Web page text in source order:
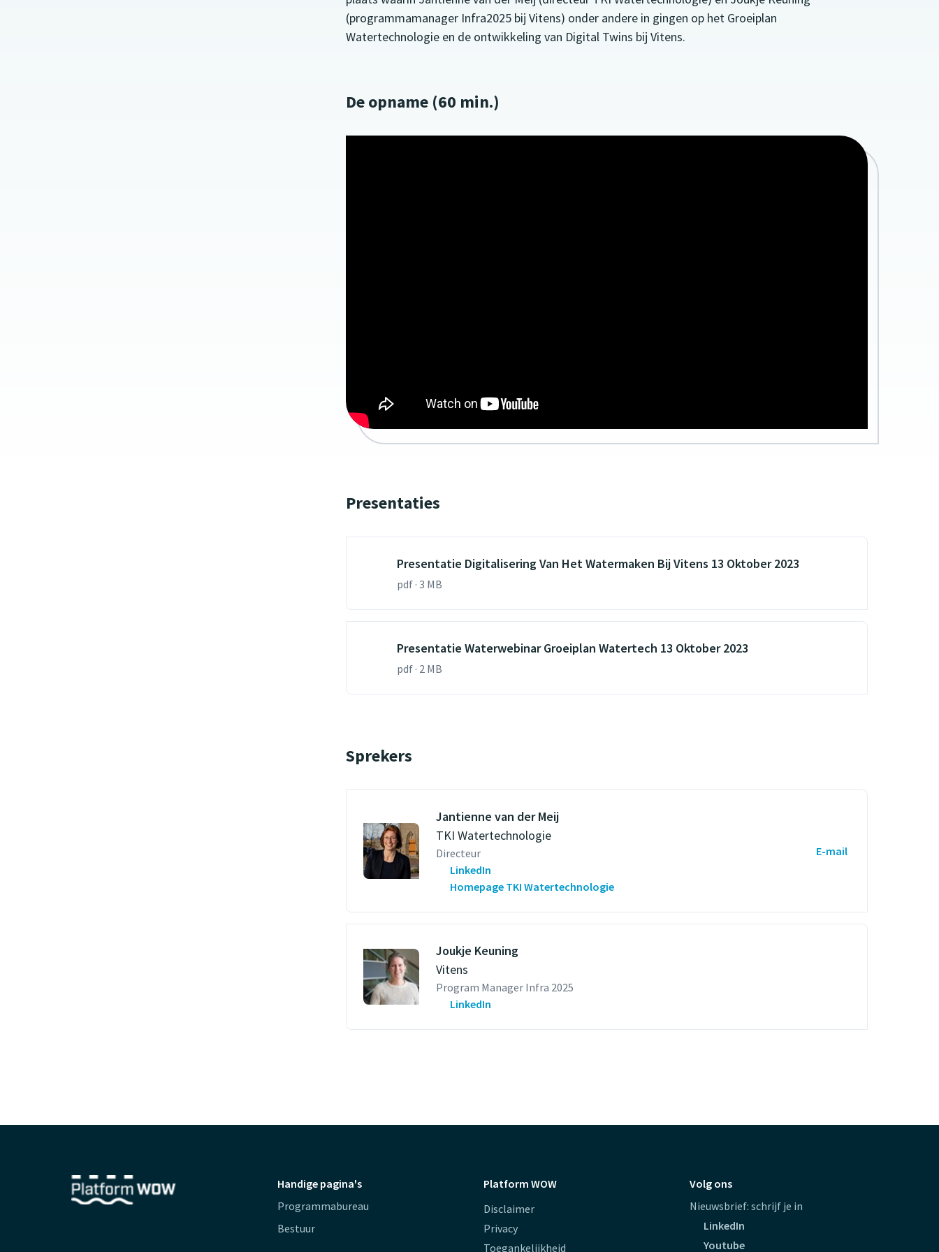
(programmamanager Infra2025 bij Vitens) onder andere in gingen op het Groeiplan
Watertechnologie en de ontwikkeling van Digital Twins bij Vitens.
De opname (60 min.)
Presentaties
Presentatie Digitalisering Van Het Watermaken Bij Vitens 13 Oktober 2023
pdf · 3 MB
Presentatie Waterwebinar Groeiplan Watertech 13 Oktober 2023
pdf · 2 MB
Sprekers
Jantienne van der Meij
TKI Watertechnologie
Directeur
LinkedIn
Homepage TKI Watertechnologie
E-mail
Joukje Keuning
Vitens
Program Manager Infra 2025
LinkedIn
Handige pagina's
Programmabureau
Bestuur
Platform WOW
Disclaimer
Privacy
Toegankelijkheid
Volg ons
Nieuwsbrief: schrijf je in
LinkedIn
Youtube